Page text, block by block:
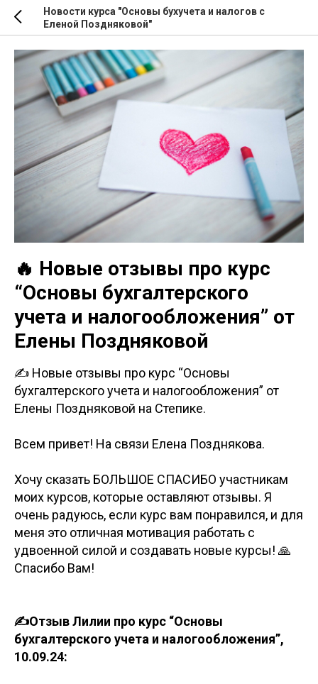
Новости курса "Основы бухучета и налогов с
Еленой Поздняковой"
🔥 Новые отзывы про курс
“Основы бухгалтерского
учета и налогообложения” от
Елены Поздняковой
✍️ Новые отзывы про курс “Основы
бухгалтерского учета и налогообложения” от
Елены Поздняковой на Степике.
Всем привет! На связи Елена Позднякова.
Хочу сказать БОЛЬШОЕ СПАСИБО участникам
моих курсов, которые оставляют отзывы. Я
очень радуюсь, если курс вам понравился, и для
меня это отличная мотивация работать с
удвоенной силой и создавать новые курсы! 🙏
Спасибо Вам!
✍️Отзыв Лилии про курс “Основы
бухгалтерского учета и налогообложения”,
10.09.24: